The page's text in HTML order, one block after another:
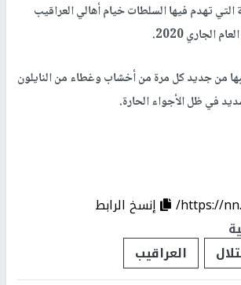
التي تهدم فيها السلطات خيام أهالي العراقيب
الجاري 2020.
من جديد كل مرة من أخشاب وغطاء من النايلون
في ظل الأجواء الحارة.
https://
إنسخ الرابط
العراقيب